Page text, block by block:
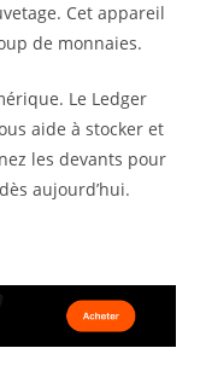
Cet appareil
de monnaies.
Le Ledger
aide à stocker et
les devants pour
aujourd’hui.